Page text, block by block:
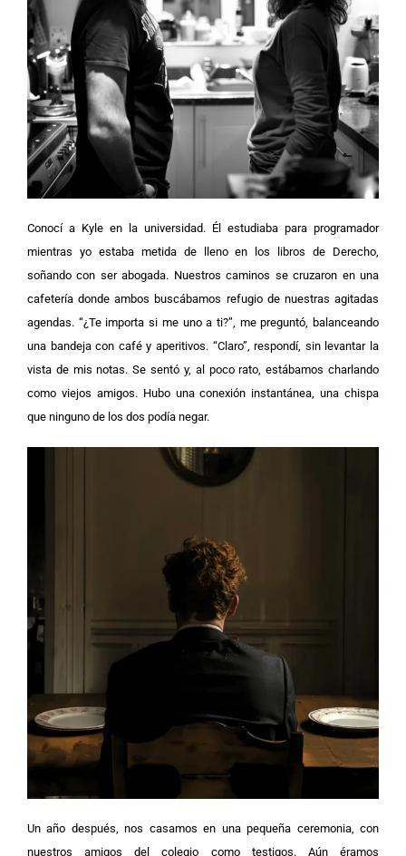
Conocí a Kyle en la universidad. Él estudiaba para programador
mientras yo estaba metida de lleno en los libros de Derecho,
soñando con ser abogada. Nuestros caminos se cruzaron en una
cafetería donde ambos buscábamos refugio de nuestras agitadas
agendas. “¿Te importa si me uno a ti?”, me preguntó, balanceando
una bandeja con café y aperitivos. “Claro”, respondí, sin levantar la
vista de mis notas. Se sentó y, al poco rato, estábamos charlando
como viejos amigos. Hubo una conexión instantánea, una chispa
que ninguno de los dos podía negar.
Un año después, nos casamos en una pequeña ceremonia, con
nuestros amigos del colegio como testigos. Aún éramos